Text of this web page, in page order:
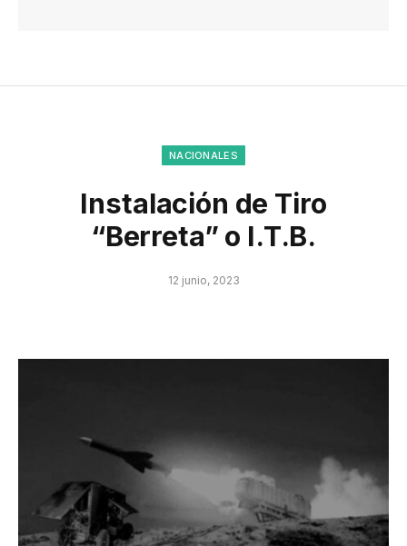
NACIONALES
Instalación de Tiro
“Berreta” o I.T.B.
12 junio, 2023